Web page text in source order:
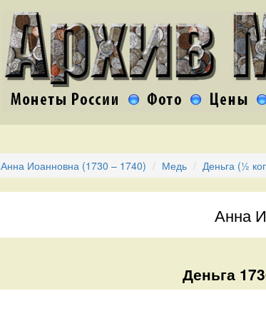
Анна Иоанновна (1730 – 1740) Медь Деньга (½
Анна
Деньга